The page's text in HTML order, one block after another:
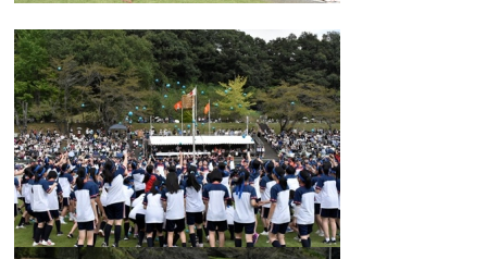
生徒居住地・通学時間
進路・進学
大学合格実績 進路プログラム
卒業生のメッセージ 卒業生の活躍